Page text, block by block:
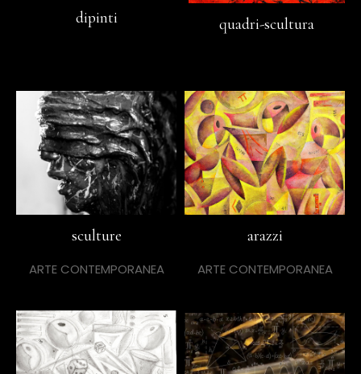
dipinti quadri-scultura
sculture
ARTE CONTEMPORANEA
arazzi
ARTE CONTEMPORANEA